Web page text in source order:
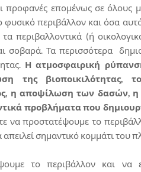
προφανές επομένως σε
περιβάλλον και όσα
περιβαλλοντικά (ή
σοβαρά. Τα περισσότερα
Η ατμοσφαιρική
της βιοποικιλότητας,
η αποψίλωση των δασών, η
προβλήματα που
να προστατέψουμε το
σημαντικό κομμάτι του
το περιβάλλον και να